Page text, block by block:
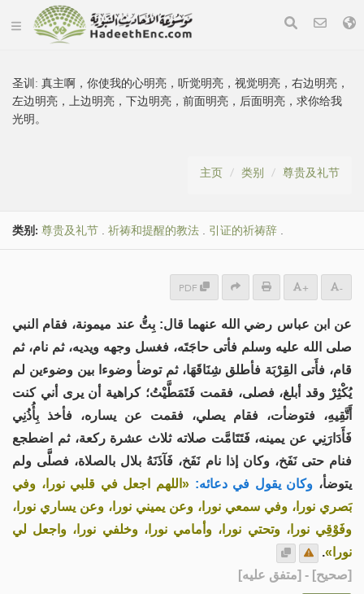
圣训:真主啊，你使我的心明亮，听觉明亮，视觉明亮，右边明亮，
左边明亮，上边明亮，下边明亮，前面明亮，后面明亮，求你给我
光明。
主页 类别 尊贵及礼节
类别: 尊贵及礼节 . 祈祷和提醒的教法 . 引证的祈祷辞 .
PDF + -
عن ابن عباس رضي الله عنهما قال: بِتُّ عند ميمونة، فقام النبي
صلى الله عليه وسلم فأتى حاجَتَه، فغسل وجهه ويديه، ثم نام، ثم
قام، فأَتى القِرْبَة فأطلق شِنَاقَهَا، ثم توضأ وضوءا بين وضوءين لم
يُكْثِرْ وقد أبلغ، فصلى، فقمت فَتَمَطَّيْتُ؛ كراهية أن يرى أني كنت
أَتَّقِيهِ، فتوضأت، فقام يصلي، فقمت عن يساره، فأخذ بِأُذُنِي
فَأَدَارَنِي عن يمينه، فَتَتَامَّت صلاته ثلاث عشرة ركعة، ثم اضطجع
فنام حتى نَفَخ، وكان إذا نام نَفَخ، فَآذَنَهُ بلال بالصلاة، فصلَّى ولم
يتوضأ، وكان يقول في دعائه: «اللهم اجعل في قلبي نورا، وفي
بَصري نورا، وفي سمعي نورا، وعن يميني نورا، وعن يساري نورا،
وفَوْقِي نورا، وتحتي نورا، وأمامي نورا، وخلفي نورا، واجعل لي
نورا».
[صحيح] - [متفق عليه]